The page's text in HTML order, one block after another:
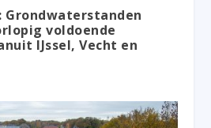
voldoende
IJssel, Vecht en